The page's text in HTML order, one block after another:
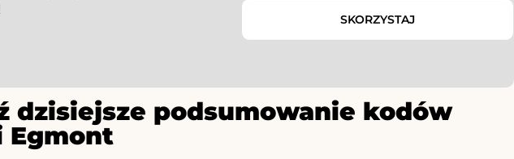
SKORZYSTAJ
dzisiejsze podsumowanie kodów
Egmont